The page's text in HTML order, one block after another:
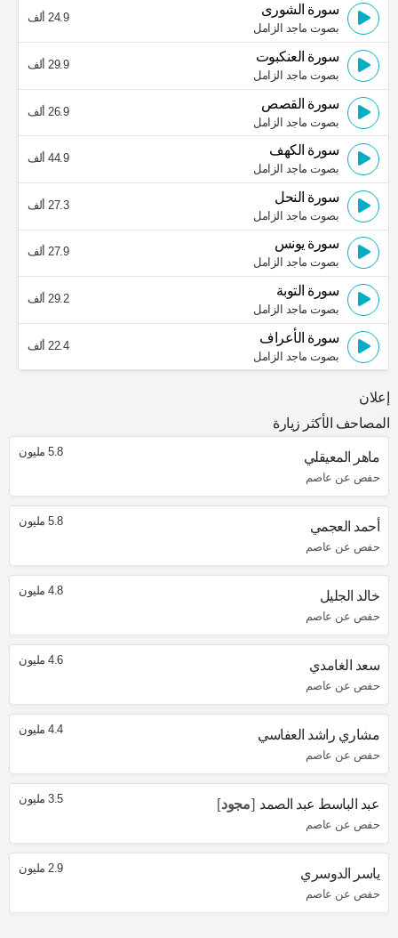
سورة الشورى
بصوت ماجد الزامل
24.9 ألف
سورة العنكبوت
بصوت ماجد الزامل
29.9 ألف
سورة القصص
بصوت ماجد الزامل
26.9 ألف
سورة الكهف
بصوت ماجد الزامل
44.9 ألف
سورة النحل
بصوت ماجد الزامل
27.3 ألف
سورة يونس
بصوت ماجد الزامل
27.9 ألف
سورة التوبة
بصوت ماجد الزامل
29.2 ألف
سورة الأعراف
بصوت ماجد الزامل
22.4 ألف
إعلان
المصاحف الأكثر زيارة
ماهر المعيقلي
حفص عن عاصم
5.8 مليون
أحمد العجمي
حفص عن عاصم
5.8 مليون
خالد الجليل
حفص عن عاصم
4.8 مليون
سعد الغامدي
حفص عن عاصم
4.6 مليون
مشاري راشد العفاسي
حفص عن عاصم
4.4 مليون
عبد الباسط عبد الصمد مجود
حفص عن عاصم
3.5 مليون
ياسر الدوسري
حفص عن عاصم
2.9 مليون